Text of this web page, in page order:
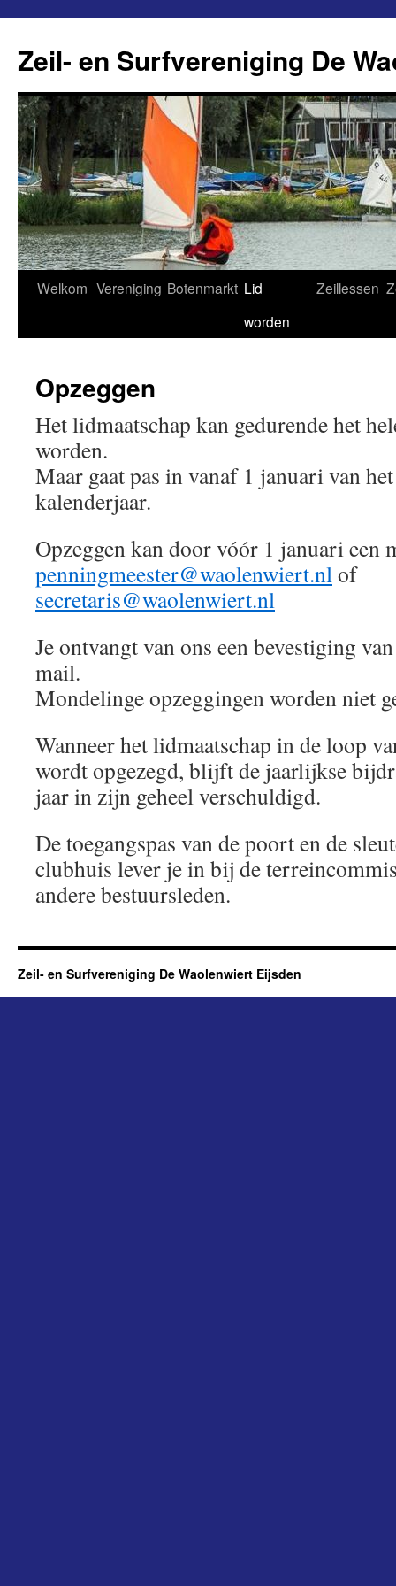
de
inhoud
Zeil- en Surfvereniging De
Welkom Vereniging Botenmarkt Lid
worden
Zeillessen
Opzeggen
Het lidmaatschap kan gedurende het
worden.
Maar gaat pas in vanaf 1 januari van
kalenderjaar.
Opzeggen kan door vóór 1 januari een
penningmeester@waolenwiert.nlof
secretaris@waolenwiert.nl
Je ontvangt van ons een bevestiging
mail.
Mondelinge opzeggingen worden niet
Wanneer het lidmaatschap in de loop
wordt opgezegd, blijft de jaarlijkse
jaar in zijn geheel verschuldigd.
De toegangspas van de poort en de
clubhuis lever je in bij de
andere bestuursleden.
Zeil- en Surfvereniging De Waolenwiert Eijsden